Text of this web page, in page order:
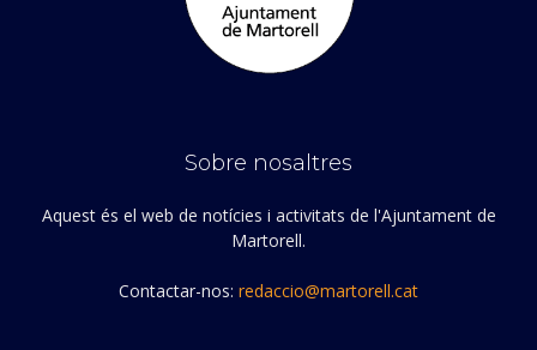
Sobre nosaltres
Aquest és el web de notícies i activitats de l'Ajuntament de
Martorell.
Contactar-nos: redaccio@martorell.cat